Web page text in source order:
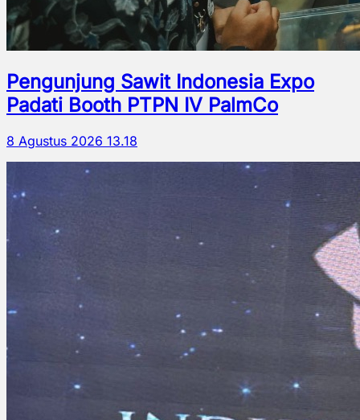
Pengunjung Sawit Indonesia Expo
Padati Booth PTPN IV PalmCo
8 Agustus 2026 13.18